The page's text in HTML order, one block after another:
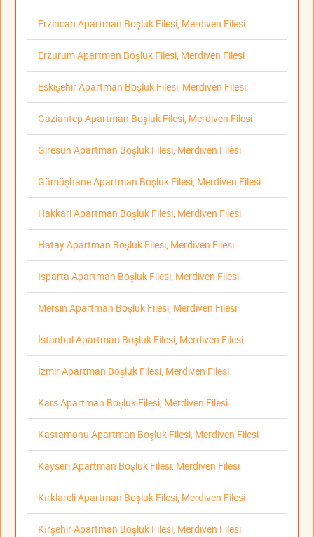
Erzincan Apartman Boşluk Filesi, Merdiven Filesi
Erzurum Apartman Boşluk Filesi, Merdiven Filesi
Eskişehir Apartman Boşluk Filesi, Merdiven Filesi
Gaziantep Apartman Boşluk Filesi, Merdiven Filesi
Giresun Apartman Boşluk Filesi, Merdiven Filesi
Gümüşhane Apartman Boşluk Filesi, Merdiven Filesi
Hakkari Apartman Boşluk Filesi, Merdiven Filesi
Hatay Apartman Boşluk Filesi, Merdiven Filesi
Isparta Apartman Boşluk Filesi, Merdiven Filesi
Mersin Apartman Boşluk Filesi, Merdiven Filesi
İstanbul Apartman Boşluk Filesi, Merdiven Filesi
İzmir Apartman Boşluk Filesi, Merdiven Filesi
Kars Apartman Boşluk Filesi, Merdiven Filesi
Kastamonu Apartman Boşluk Filesi, Merdiven Filesi
Kayseri Apartman Boşluk Filesi, Merdiven Filesi
Kırklareli Apartman Boşluk Filesi, Merdiven Filesi
Kırşehir Apartman Boşluk Filesi, Merdiven Filesi